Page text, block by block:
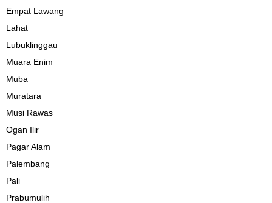
Empat Lawang
Lahat
Lubuklinggau
Muara Enim
Muba
Muratara
Musi Rawas
Ogan Ilir
Pagar Alam
Palembang
Pali
Prabumulih